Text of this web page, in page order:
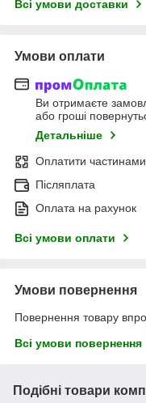
Всі умови доставки
Умови оплати
Ви отримаєте
або гроші
Детальніше
Оплатити частинами
Післяплата
Оплата на рахунок
Всі умови оплати
Умови повернення
Повернення товару
Всі умови повернення
Подібні товари